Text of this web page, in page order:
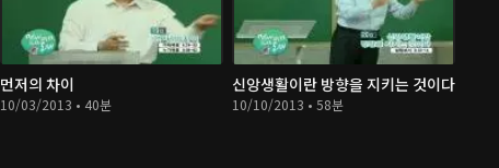
먼저의 차이
10/03/2013 • 40분
신앙생활이란 방향을 지키는 것이다
10/10/2013 • 58분